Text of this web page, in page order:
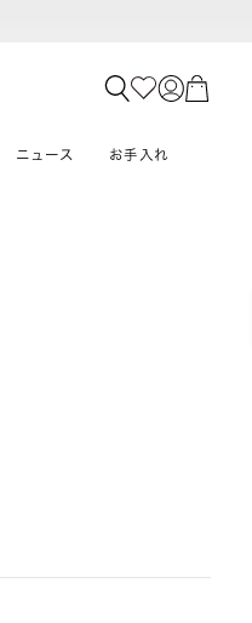
ニュース お手入れ